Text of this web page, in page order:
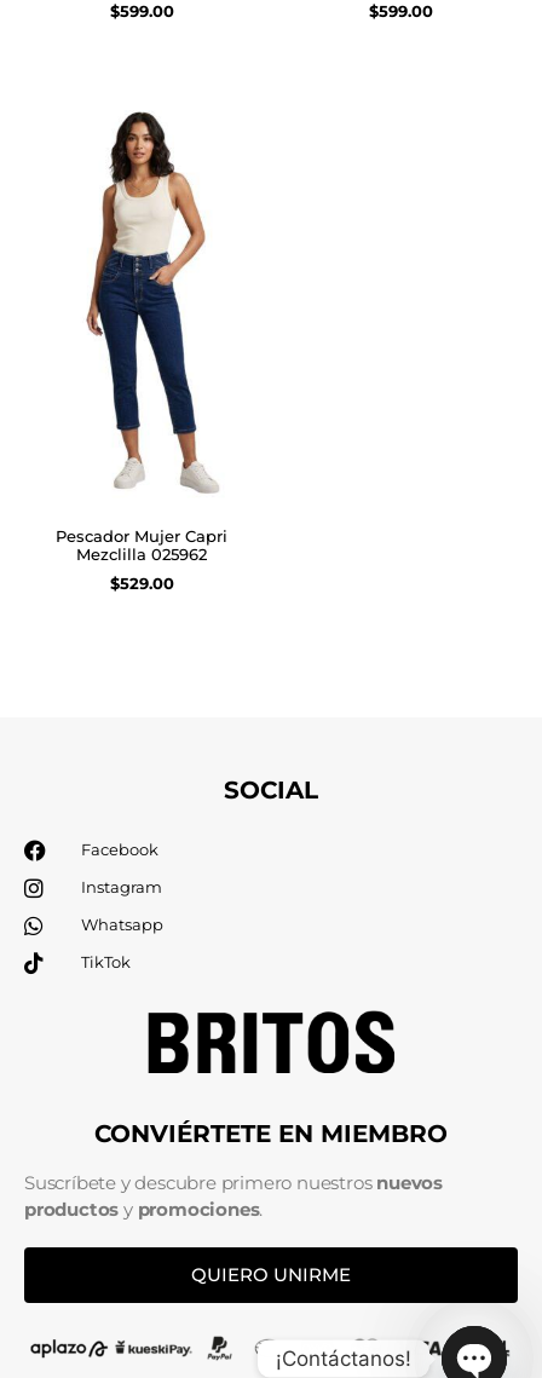
$599.00
$599.00
Pescador Mujer Capri
Mezclilla 025962
$529.00
SOCIAL
Facebook
Instagram
Whatsapp
TikTok
CONVIÉRTETE EN MIEMBRO
Suscríbete y descubre primero nuestros nuevos
productos y promociones.
QUIERO UNIRME
¡Contáctanos!